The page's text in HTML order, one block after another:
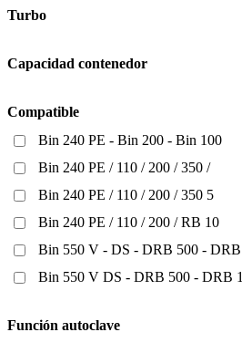
Turbo
Capacidad contenedor
Compatible
Bin 240 PE - Bin 200 - Bin 100
Bin 240 PE / 110 / 200 / 350 /
Bin 240 PE / 110 / 200 / 350 5
Bin 240 PE / 110 / 200 / RB 10
Bin 550 V - DS - DRB 500 - DRB
Bin 550 V DS - DRB 500 - DRB 1
Función autoclave